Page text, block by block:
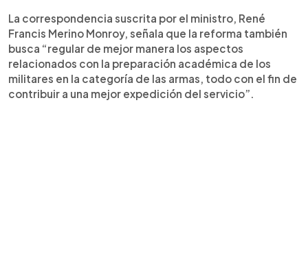
La correspondencia suscrita por el ministro, René
Francis Merino Monroy, señala que la reforma también
busca “regular de mejor manera los aspectos
relacionados con la preparación académica de los
militares en la categoría de las armas, todo con el fin de
contribuir a una mejor expedición del servicio”.